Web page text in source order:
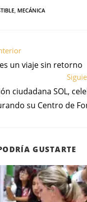
, MECÁNICA
un viaje sin retorno
ciudadana SOL,
su Centro de
GUSTARTE